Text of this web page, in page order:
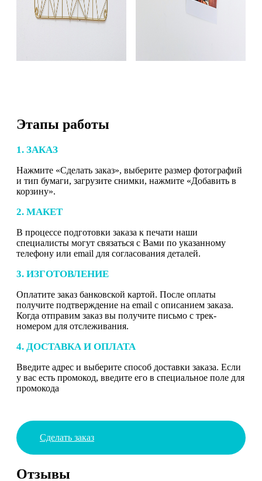
Этапы работы
1. ЗАКАЗ
Нажмите «Сделать заказ», выберите размер фотографий
и тип бумаги, загрузите снимки, нажмите «Добавить в
корзину».
2. МАКЕТ
В процессе подготовки заказа к печати наши
специалисты могут связаться с Вами по указанному
телефону или email для согласования деталей.
3. ИЗГОТОВЛЕНИЕ
Оплатите заказ банковской картой. После оплаты
получите подтверждение на email с описанием заказа.
Когда отправим заказ вы получите письмо с трек-
номером для отслеживания.
4. ДОСТАВКА И ОПЛАТА
Введите адрес и выберите способ доставки заказа. Если
у вас есть промокод, введите его в специальное поле для
промокода
Сделать заказ
Отзывы